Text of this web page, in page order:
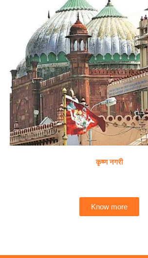
कृष्ण नगरी
Know more